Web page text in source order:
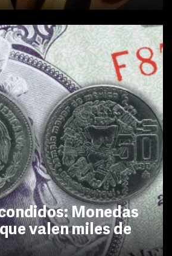
Monedas
valen miles de